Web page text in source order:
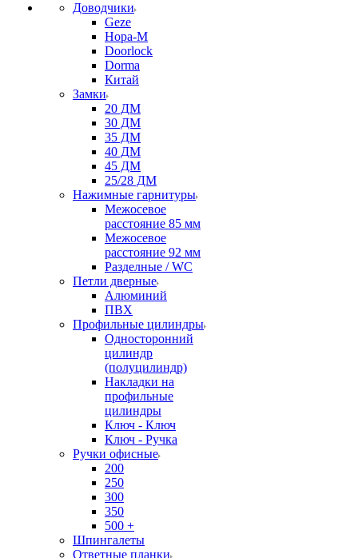
Доводчики
Geze
Нора-М
Doorlock
Dorma
Китай
Замки
20 ДМ
30 ДМ
35 ДМ
40 ДМ
45 ДМ
25/28 ДМ
Нажимные гарнитуры
Межосевое
расстояние 85 мм
Межосевое
расстояние 92 мм
Разделные / WC
Петли дверные
Алюминий
ПВХ
Профильные цилиндры
Односторонний
цилиндр
(полуцилиндр)
Накладки на
профильные
цилиндры
Ключ - Ключ
Ключ - Ручка
Ручки офисные
200
250
300
350
500 +
Шпингалеты
Ответные планки